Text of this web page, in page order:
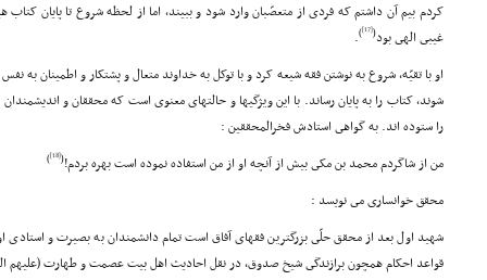
کردم بیم آن داشتم که فردى از متعصّبان وارد شود و ببیند، اما از لحظه شروع تا پایان کتاب
غیبى الهى بود(
[17]
)
.
او با تقیّه، شروع به نوشتن فقه شیعه کرد و با توکل به خداوند متعال و پشتکار و اطمینان به
شوند، کتاب را به پایان رساند. با این ویژگیها و حالتهاى معنوى است که محققان و
را ستوده اند. به گواهى استادش فخرالمحققین :
من از شاگردم محمد بن مکى بیش از آنچه او از من استفاده نموده است بهره بردم!(
[18]
)
محقق خوانسارى مى نویسد :
شهید اول بعد از محقق حلّى بزرگترین فقهاى آفاق است تمام دانشمندان به بصیرت و
قواعد احکام همچون برازندگى شیخ صدوق، در نقل احادیث اهل بیت عصمت و طهارت (علیهم